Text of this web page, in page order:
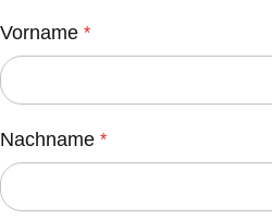
Vorname
Nachname